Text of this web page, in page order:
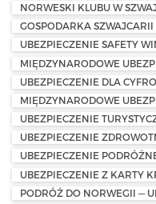
NORWESKI KLUBU W
GOSPODARKA SZWAJCARII
UBEZPIECZENIE SAFETY
MIĘDZYNARODOWE
UBEZPIECZENIE DLA
MIĘDZYNARODOWE
UBEZPIECZENIE
UBEZPIECZENIE
UBEZPIECZENIE
UBEZPIECZENIE Z KARTY
PODRÓŻ DO NORWEGII —